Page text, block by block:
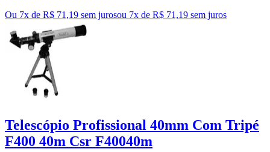
Ou 7x de R$ 71,19 sem jurosou 7x de R$ 71,19 sem juros
Telescópio Profissional 40mm Com Tripé
F400 40m Csr F40040m